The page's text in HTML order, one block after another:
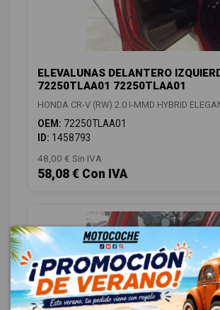
ELEVALUNAS DELANTERO
72250TLAA01 72250TLAA01
HONDA CR-V (RW) 2.0 I-MMD HYBRID
OEM: 72250TLAA01
ID: 1458793
48,00 € Sin IVA
58,08 € Con IVA